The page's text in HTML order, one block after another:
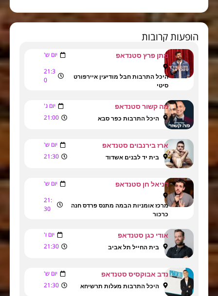
הופעות קרובות
מתן פרץ סטנדאפ יום ש'
היכל התרבות חבל מודיעין איירפורט
סיטי
21:3
0
מה קשור סטנדאפ יום ג'
היכל התרבות כפר סבא 21:00
ארז בירנבוים סטנדאפ יום ש'
בית יד לבנים אשדוד 21:30
דניאל חן סטנדאפ יום ש'
מרכז אומניות הבמה מתנס פרדס חנה
כרכור
21:
30
אודי כגן סטנדאפ יום ו'
בית החייל תל אביב 21:30
נדב אבוקסיס סטנדאפ יום ש'
היכל התרבות מעלות תרשיחא 21:30